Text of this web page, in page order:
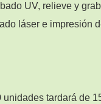
UV, relieve y
láser e impresión
unidades tardará de